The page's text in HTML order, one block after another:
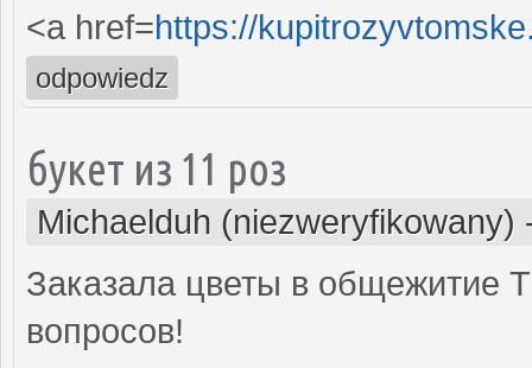
<a href=https://
odpowiedz
букет из 11 роз
Michaelduh (niezweryfikowany)
Заказала цветы в общежитие
вопросов!